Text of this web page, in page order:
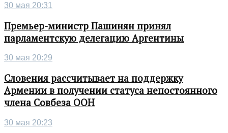
30 мая 20:31
Премьер-министр Пашинян принял
парламентскую делегацию Аргентины
30 мая 20:29
Словения рассчитывает на поддержку
Армении в получении статуса непостоянного
члена Совбеза ООН
30 мая 20:23